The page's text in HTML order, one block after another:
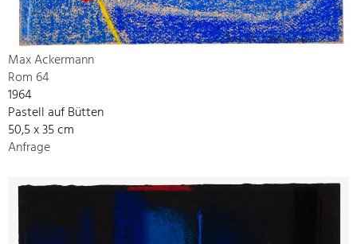
Max Ackermann
Rom 64
1964
Pastell auf Bütten
50,5 x 35 cm
Anfrage